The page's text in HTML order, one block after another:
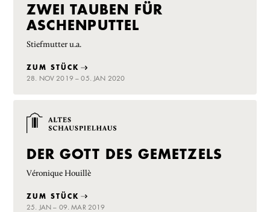
ZWEI TAUBEN FÜR
ASCHENPUTTEL
Stiefmutter u.a.
ZUM STÜCK
28. NOV 2019 – 05. JAN 2020
DER GOTT DES GEMETZELS
Véronique Houillè
ZUM STÜCK
25. JAN – 09. MAR 2019